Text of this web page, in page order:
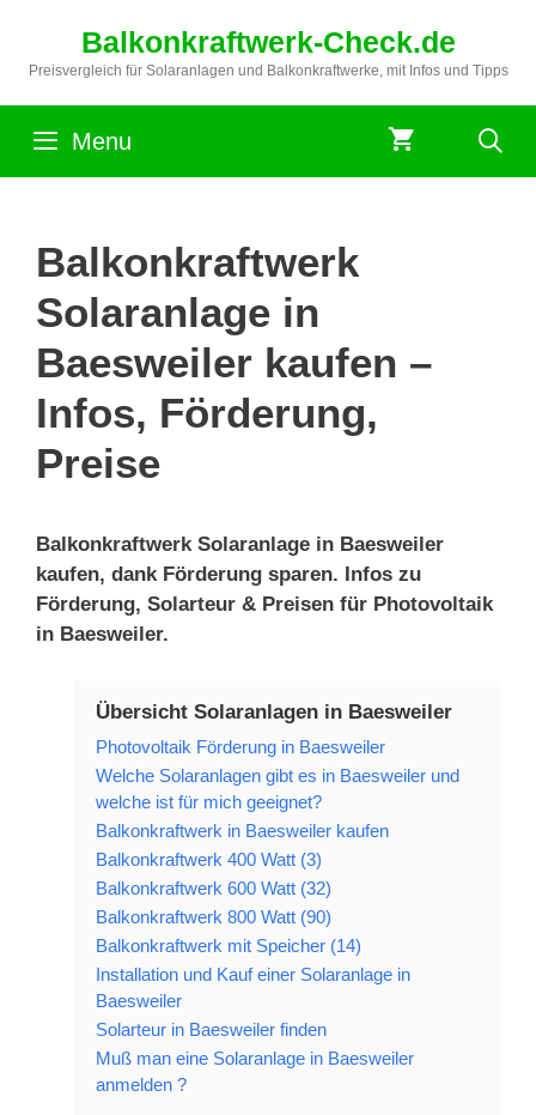
springen
Balkonkraftwerk-Check.de
Preisvergleich für Solaranlagen und Balkonkraftwerke, mit Infos und Tipps
Menu
Balkonkraftwerk
Solaranlage in
Baesweiler kaufen –
Infos, Förderung,
Preise
Balkonkraftwerk Solaranlage in Baesweiler
kaufen, dank Förderung sparen. Infos zu
Förderung, Solarteur & Preisen für Photovoltaik
in Baesweiler.
Übersicht Solaranlagen in Baesweiler
Photovoltaik Förderung in Baesweiler
Welche Solaranlagen gibt es in Baesweiler und
welche ist für mich geeignet?
Balkonkraftwerk in Baesweiler kaufen
Balkonkraftwerk 400 Watt (3)
Balkonkraftwerk 600 Watt (32)
Balkonkraftwerk 800 Watt (90)
Balkonkraftwerk mit Speicher (14)
Installation und Kauf einer Solaranlage in
Baesweiler
Solarteur in Baesweiler finden
Muß man eine Solaranlage in Baesweiler
anmelden ?